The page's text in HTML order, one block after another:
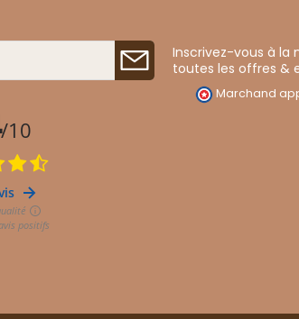
Inscrivez-vous à la
toutes les offres &
Marchand